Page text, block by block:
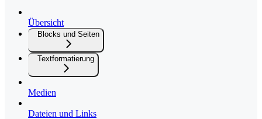
Übersicht
Blocks und Seiten
Textformatierung
Medien
Dateien und Links